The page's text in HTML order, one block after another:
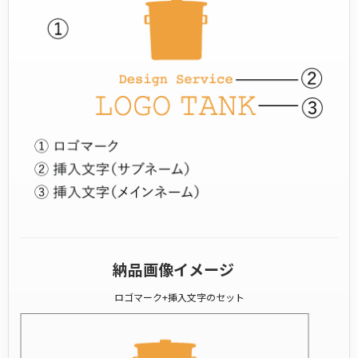
納品画像イメージ
ロゴマーク+挿入文字のセット